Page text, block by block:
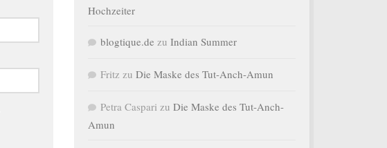
Hochzeiter
blogtique.de zu Indian Summer
Fritz zu Die Maske des Tut-Anch-Amun
Petra Caspari zu Die Maske des Tut-Anch-
Amun